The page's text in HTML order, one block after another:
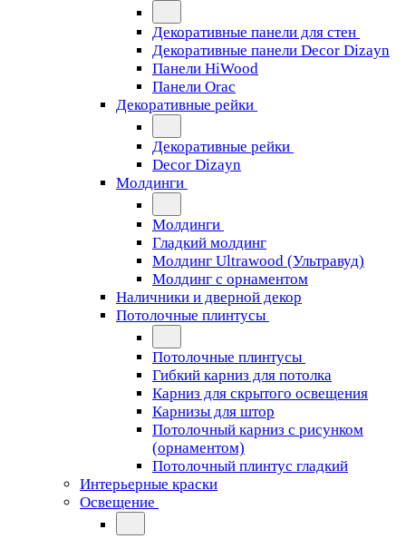
Декоративные панели для стен
Декоративные панели Decor Dizayn
Панели HiWood
Панели Orac
Декоративные рейки
Декоративные рейки
Decor Dizayn
Молдинги
Молдинги
Гладкий молдинг
Молдинг Ultrawood (Ультравуд)
Молдинг с орнаментом
Наличники и дверной декор
Потолочные плинтусы
Потолочные плинтусы
Гибкий карниз для потолка
Карниз для скрытого освещения
Карнизы для штор
Потолочный карниз с рисунком
(орнаментом)
Потолочный плинтус гладкий
Интерьерные краски
Освещение